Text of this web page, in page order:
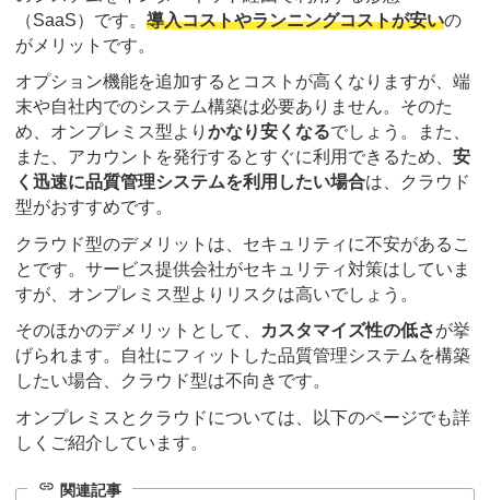
（SaaS）です。 導入コストやランニングコストが安いの
がメリットです。
オプション機能を追加するとコストが高くなりますが、端
末や自社内でのシステム構築は必要ありません。そのた
め、オンプレミス型より かなり安くなるでしょう。また、
また、アカウントを発行するとすぐに利用できるため、 安
く迅速に品質管理システムを利用したい場合は、クラウド
型がおすすめです。
クラウド型のデメリットは、セキュリティに不安があるこ
とです。サービス提供会社がセキュリティ対策はしていま
すが、オンプレミス型よりリスクは高いでしょう。
そのほかのデメリットとして、
カスタマイズ性の低さが挙
げられます。自社にフィットした品質管理システムを構築
したい場合、クラウド型は不向きです。
オンプレミスとクラウドについては、以下のページでも詳
しくご紹介しています。
link 関連記事